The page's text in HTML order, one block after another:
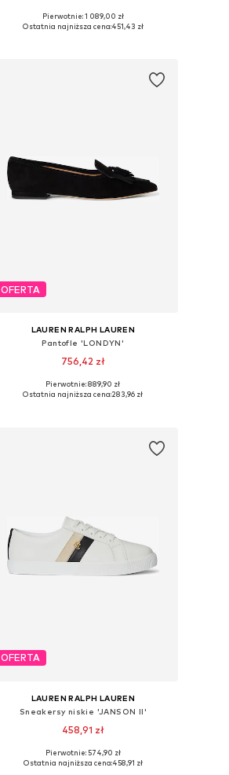
Dostępne w różnych rozmiarach
Pierwotnie: 1 089,00 zł
Ostatnia najniższa cena:451,43 zł
OFERTA
LAUREN RALPH LAUREN
Pantofle 'LONDYN'
756,42 zł
Dostępne w różnych rozmiarach
Pierwotnie: 889,90 zł
Ostatnia najniższa cena:283,96 zł
OFERTA
LAUREN RALPH LAUREN
Sneakersy niskie 'JANSON II'
458,91 zł
Dostępne w różnych rozmiarach
Pierwotnie: 574,90 zł
Ostatnia najniższa cena:458,91 zł